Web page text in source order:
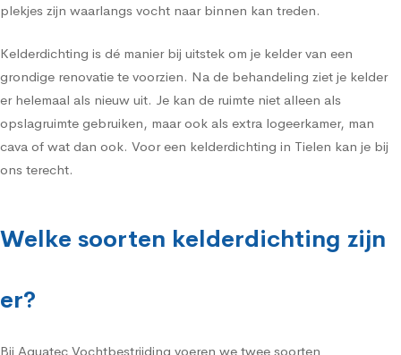
plekjes zijn waarlangs vocht naar binnen kan treden.
Kelderdichting is dé manier bij uitstek om je kelder van een
grondige renovatie te voorzien. Na de behandeling ziet je kelder
er helemaal als nieuw uit. Je kan de ruimte niet alleen als
opslagruimte gebruiken, maar ook als extra logeerkamer, man
cava of wat dan ook. Voor een kelderdichting in Tielen kan je bij
ons terecht.
Welke soorten kelderdichting zijn
er?
Bij Aquatec Vochtbestrijding voeren we twee soorten